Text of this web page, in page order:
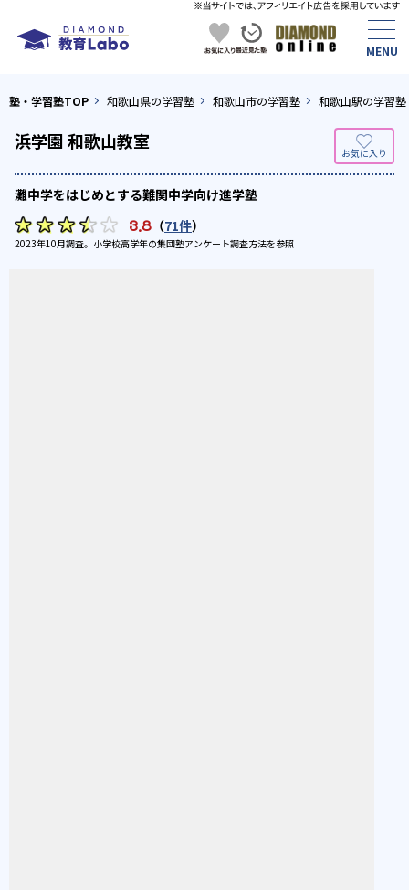
塾・学習塾TOP 和歌山県の学習塾 和歌山市の学習塾 和歌山駅の学習塾
浜学園 和歌山教室
灘中学をはじめとする難関中学向け進学塾
3.8 （71件）
2023年10月調査。 小学校高学年の集団塾アンケート調査方法を参照